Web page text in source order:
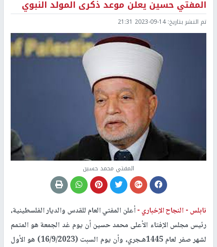
المفتي حسين يعلن موعد ذكرى المولد النبوي
تم النشر بتاريخ:2023-09-14 21:31
المفتي محمد حسين
نابلس -النجاح الإخباري -أعلن المفتي العام للقدس والديار الفلسطينية،
رئيس مجلس الإفتاء الأعلى محمد حسين أن يوم غد الجمعة هو المتمم
لشهر صفر لعام 1445هـجري، وأن يوم السبت (16/9/2023) هو الأول